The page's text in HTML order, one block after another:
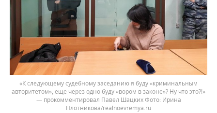
«К следующему судебному заседанию я буду «криминальным
авторитетом», еще через одно буду «вором в законе»? Ну что это?!»
— прокомментировал Павел Шацких
Ирина
Плотникова/realnoevremya.ru